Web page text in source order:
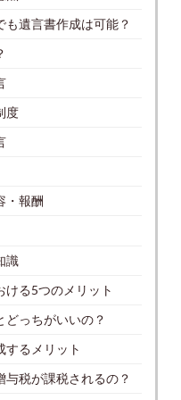
も遺言書作成は可能？
度
・報酬
識
ける5つのメリット
どっちがいいの？
するメリット
与税が課税されるの？